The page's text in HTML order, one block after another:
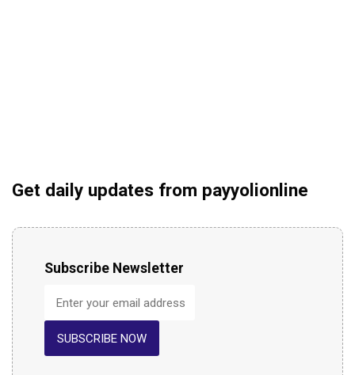
Get daily updates from payyolionline
Subscribe Newsletter
SUBSCRIBE NOW